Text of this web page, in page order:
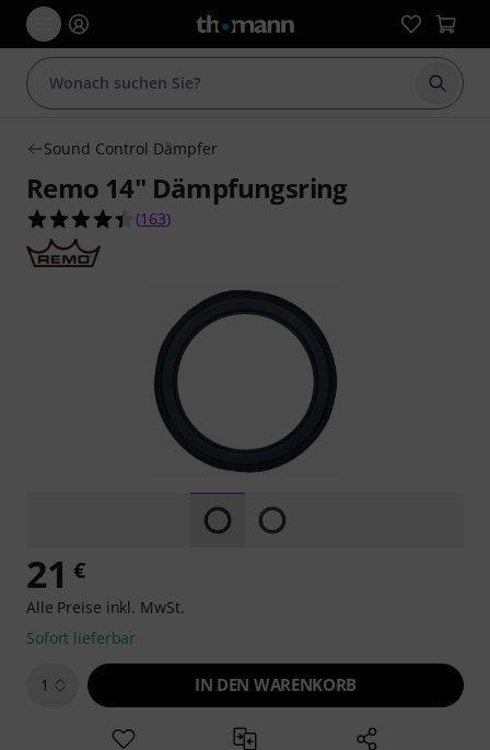
Suche
Sound Control Dämpfer
Remo 14" Dämpfungsring
4.4 von 5 Sternen aus 163 Kundenbewertungen
(163)
21 €
Alle Preise inkl. MwSt.
Sofort lieferbar
1 IN DEN WARENKORB